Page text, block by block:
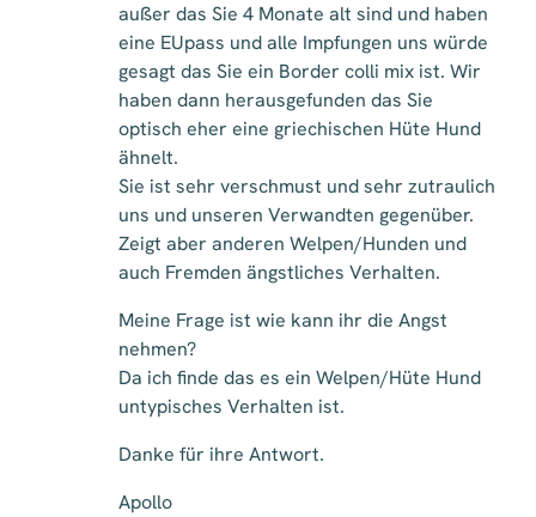
außer das Sie 4 Monate alt sind und haben
eine EUpass und alle Impfungen uns würde
gesagt das Sie ein Border colli mix ist. Wir
haben dann herausgefunden das Sie
optisch eher eine griechischen Hüte Hund
ähnelt.
Sie ist sehr verschmust und sehr zutraulich
uns und unseren Verwandten gegenüber.
Zeigt aber anderen Welpen/Hunden und
auch Fremden ängstliches Verhalten.
Meine Frage ist wie kann ihr die Angst
nehmen?
Da ich finde das es ein Welpen/Hüte Hund
untypisches Verhalten ist.
Danke für ihre Antwort.
Apollo